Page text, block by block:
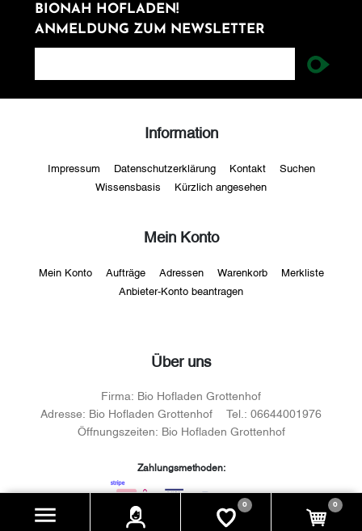
0 0
BIONAH HOFLADEN!
ANMELDUNG ZUM NEWSLETTER
newsletter
Information
Impressum Datenschutzerklärung Kontakt Suchen
Wissensbasis Kürzlich angesehen
Mein Konto
Mein Konto Aufträge Adressen Warenkorb Merkliste
Anbieter-Konto beantragen
Über uns
Firma: Bio Hofladen Grottenhof
Adresse: Bio Hofladen Grottenhof Tel.: 06644001976
Öffnungszeiten: Bio Hofladen Grottenhof
Zahlungsmethoden: